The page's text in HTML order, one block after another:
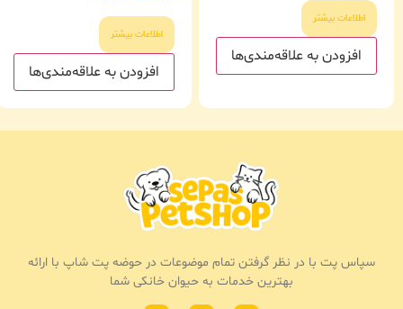
اطلاعات بیشتر
افزودن به علاقه‌مندی‌ها
اطلاعات بیشتر
افزودن به علاقه‌مندی‌ها
سپاس پت با در نظر گرفتن تمام موضوعات در حوضه پت شاپ با ارائه
بهترین خدمات به حیوان خانکی شما